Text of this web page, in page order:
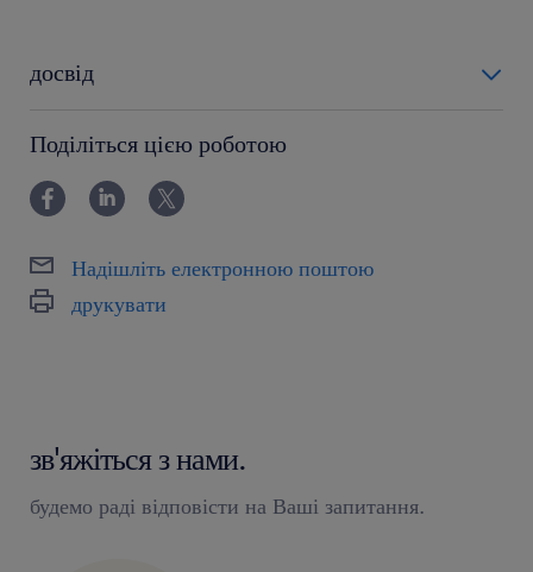
досвід
Поділіться цією роботою
Надішліть електронною поштою
друкувати
зв'яжіться з нами.
будемо раді відповісти на Ваші запитання.